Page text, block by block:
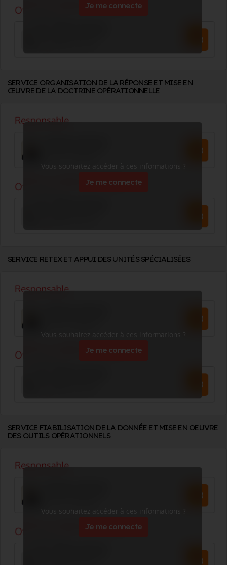
Je me connecte
SERVICE ORGANISATION DE LA RÉPONSE ET MISE EN
ŒUVRE DE LA DOCTRINE OPÉRATIONNELLE
Vous souhaitez accéder à ces informations ?
Je me connecte
SERVICE RETEX ET APPUI DES UNITÉS SPÉCIALISÉES
Vous souhaitez accéder à ces informations ?
Je me connecte
SERVICE FIABILISATION DE LA DONNÉE ET MISE EN OEUVRE
DES OUTILS OPÉRATIONNELS
Vous souhaitez accéder à ces informations ?
Je me connecte